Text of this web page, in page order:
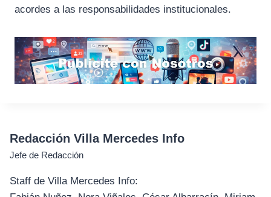
acordes a las responsabilidades institucionales.
Redacción Villa Mercedes Info
Jefe de Redacción
Staff de Villa Mercedes Info: